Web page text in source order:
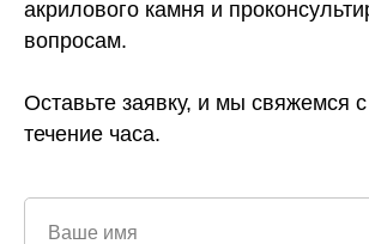
акрилового камня и
вопросам.
Оставьте заявку, и мы свяжемся
течение часа.
Ваше имя